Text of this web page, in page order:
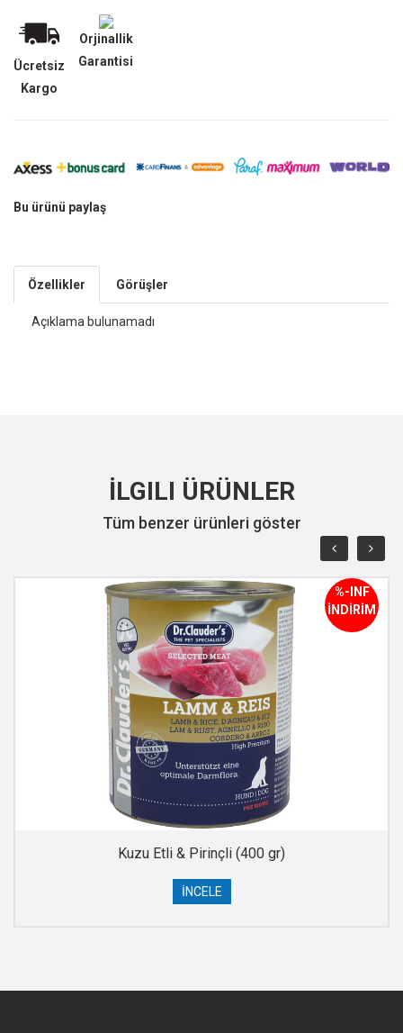
Ücretsiz
Kargo
Orjinallik
Garantisi
Bu ürünü paylaş
Özellikler Görüşler
Açıklama bulunamadı
İLGILI ÜRÜNLER
Tüm benzer ürünleri göster
%-INF
İNDİRİM
Kuzu Etli & Pirinçli (400 gr)
İNCELE